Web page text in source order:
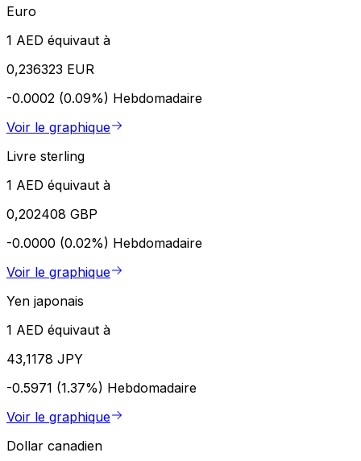
Euro
1 AED équivaut à
0,236323 EUR
-0.0002 (0.09%) Hebdomadaire
Voir le graphique
Livre sterling
1 AED équivaut à
0,202408 GBP
-0.0000 (0.02%) Hebdomadaire
Voir le graphique
Yen japonais
1 AED équivaut à
43,1178 JPY
-0.5971 (1.37%) Hebdomadaire
Voir le graphique
Dollar canadien